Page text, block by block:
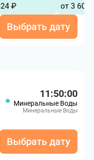
₽ от 3 600
Выбрать дату
11:50:00
Минеральные Воды
Минеральные Воды
Выбрать дату